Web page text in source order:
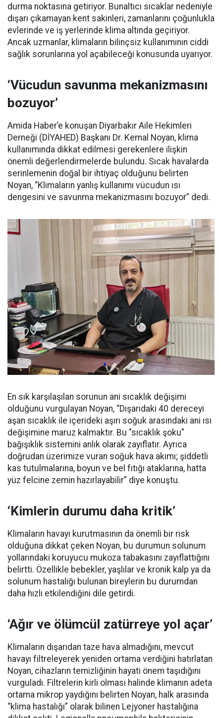
durma noktasına getiriyor. Bunaltıcı sıcaklar nedeniyle
dışarı çıkamayan kent sakinleri, zamanlarını çoğunlukla
evlerinde ve iş yerlerinde klima altında geçiriyor.
Ancak uzmanlar, klimaların bilinçsiz kullanımının ciddi
sağlık sorunlarına yol açabileceği konusunda uyarıyor.
‘Vücudun savunma mekanizmasını
bozuyor’
Amida Haber’e konuşan Diyarbakır Aile Hekimleri
Derneği (DİYAHED) Başkanı Dr. Kemal Noyan, klima
kullanımında dikkat edilmesi gerekenlere ilişkin
önemli değerlendirmelerde bulundu. Sıcak havalarda
serinlemenin doğal bir ihtiyaç olduğunu belirten
Noyan, “Klimaların yanlış kullanımı vücudun ısı
dengesini ve savunma mekanizmasını bozuyor” dedi.
En sık karşılaşılan sorunun ani sıcaklık değişimi
olduğunu vurgulayan Noyan, “Dışarıdaki 40 dereceyi
aşan sıcaklık ile içerideki aşırı soğuk arasındaki ani ısı
değişimine maruz kalmaktır. Bu "sıcaklık şoku"
bağışıklık sistemini anlık olarak zayıflatır. Ayrıca
doğrudan üzerimize vuran soğuk hava akımı; şiddetli
kas tutulmalarına, boyun ve bel fıtığı ataklarına, hatta
yüz felcine zemin hazırlayabilir” diye konuştu.
‘Kimlerin durumu daha kritik’
Klimaların havayı kurutmasının da önemli bir risk
olduğuna dikkat çeken Noyan, bu durumun solunum
yollarındaki koruyucu mukoza tabakasını zayıflattığını
belirtti. Özellikle bebekler, yaşlılar ve kronik kalp ya da
solunum hastalığı bulunan bireylerin bu durumdan
daha hızlı etkilendiğini dile getirdi.
‘Ağır ve ölümcül zatürreye yol açar’
Klimaların dışarıdan taze hava almadığını, mevcut
havayı filtreleyerek yeniden ortama verdiğini hatırlatan
Noyan, cihazların temizliğinin hayati önem taşıdığını
vurguladı. Filtrelerin kirli olması halinde klimanın adeta
ortama mikrop yaydığını belirten Noyan, halk arasında
“klima hastalığı” olarak bilinen Lejyoner hastalığına